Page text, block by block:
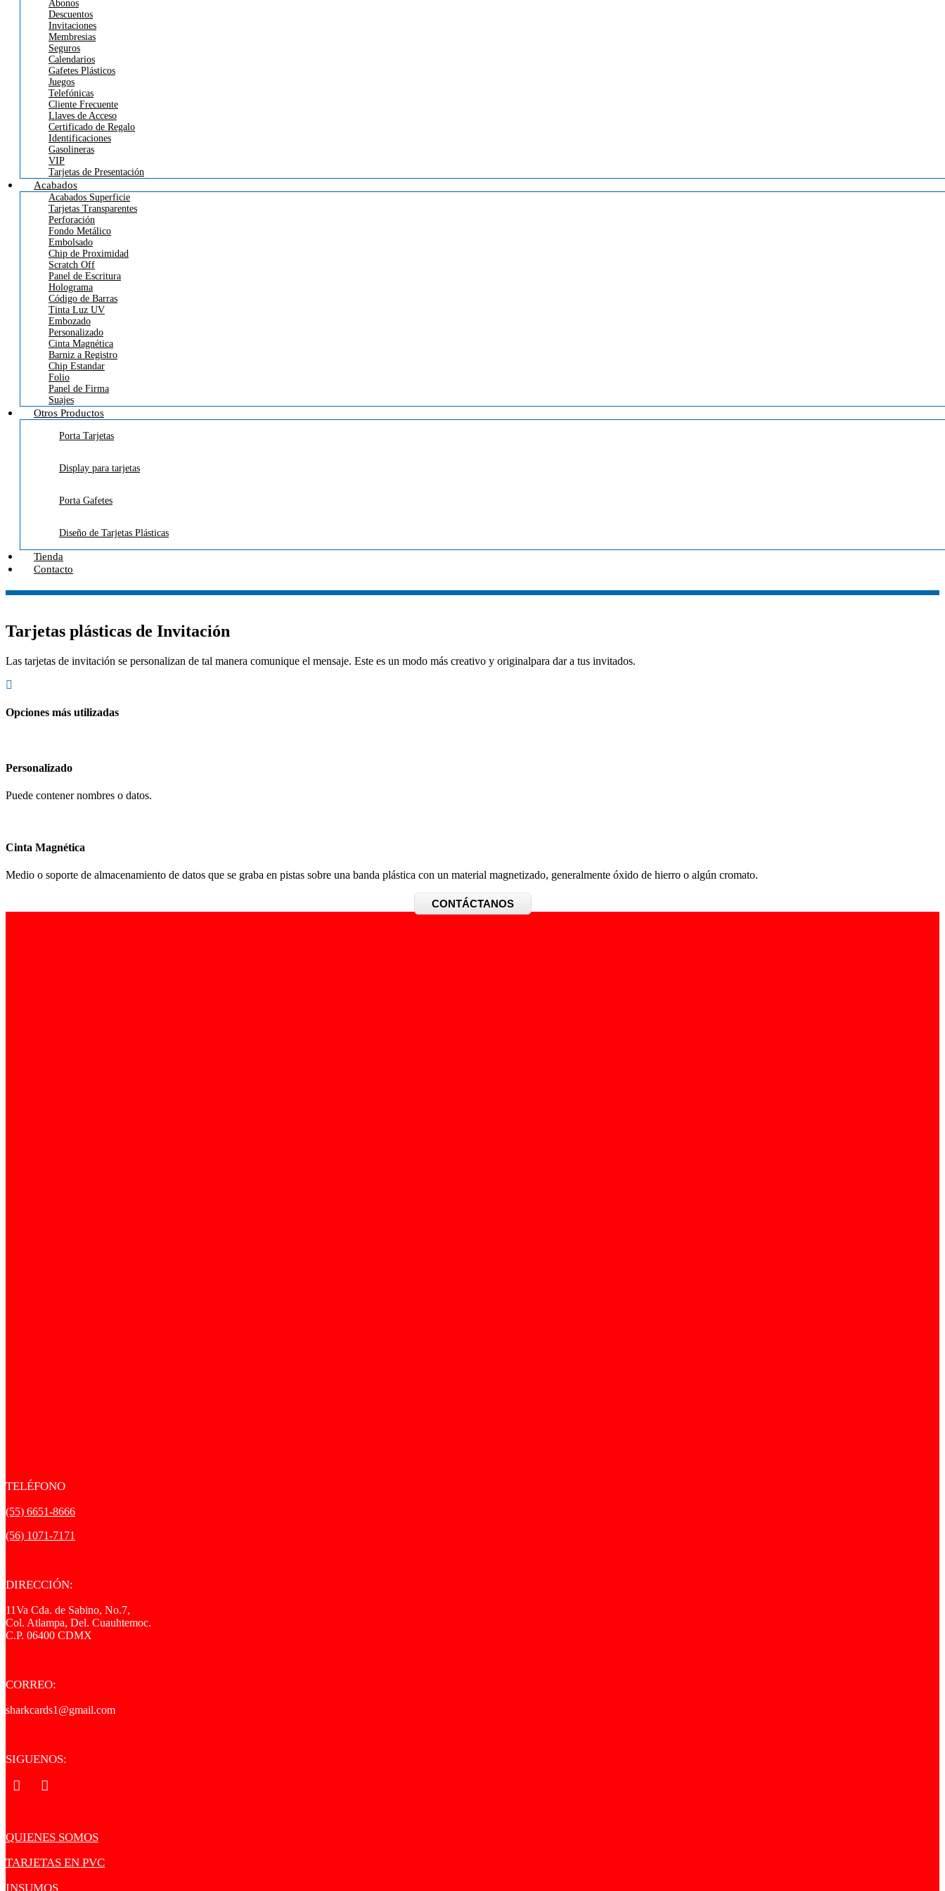
Abonos
Descuentos
Invitaciones
Membresias
Seguros
Calendarios
Gafetes Plásticos
Juegos
Telefónicas
Cliente Frecuente
Llaves de Acceso
Certificado de Regalo
Identificaciones
Gasolineras
VIP
Tarjetas de Presentación
Acabados
Acabados Superficie
Tarjetas Transparentes
Perforación
Fondo Metálico
Embolsado
Chip de Proximidad
Scratch Off
Panel de Escritura
Holograma
Código de Barras
Tinta Luz UV
Embozado
Personalizado
Cinta Magnética
Barniz a Registro
Chip Estandar
Folio
Panel de Firma
Suajes
Otros Productos
Porta Tarjetas
Display para tarjetas
Porta Gafetes
Diseño de Tarjetas Plásticas
Tienda
Contacto
Tarjetas plásticas de Invitación
Las tarjetas de invitación se personalizan de tal manera comunique el mensaje. Este es un modo más creativo y originalpara dar a tus invitados.
Opciones más utilizadas
Personalizado
Puede contener nombres o datos.
Cinta Magnética
Medio o soporte de almacenamiento de datos que se graba en pistas sobre una banda plástica con un material magnetizado, generalmente óxido de hierro o algún cromato.
CONTÁCTANOS
TELÉFONO
(55) 6651-8666
(56) 1071-7171
DIRECCIÓN:
11Va Cda. de Sabino, No.7,
Col. Atlampa, Del. Cuauhtemoc.
C.P. 06400 CDMX
CORREO:
sharkcards1@gmail.com
SIGUENOS:
QUIENES SOMOS
TARJETAS EN PVC
INSUMOS